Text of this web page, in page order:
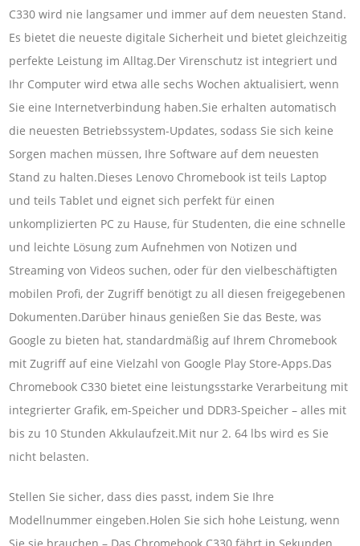
C330 wird nie langsamer und immer auf dem neuesten Stand.
Es bietet die neueste digitale Sicherheit und bietet gleichzeitig
perfekte Leistung im Alltag.Der Virenschutz ist integriert und
Ihr Computer wird etwa alle sechs Wochen aktualisiert, wenn
Sie eine Internetverbindung haben.Sie erhalten automatisch
die neuesten Betriebssystem-Updates, sodass Sie sich keine
Sorgen machen müssen, Ihre Software auf dem neuesten
Stand zu halten.Dieses Lenovo Chromebook ist teils Laptop
und teils Tablet und eignet sich perfekt für einen
unkomplizierten PC zu Hause, für Studenten, die eine schnelle
und leichte Lösung zum Aufnehmen von Notizen und
Streaming von Videos suchen, oder für den vielbeschäftigten
mobilen Profi, der Zugriff benötigt zu all diesen freigegebenen
Dokumenten.Darüber hinaus genießen Sie das Beste, was
Google zu bieten hat, standardmäßig auf Ihrem Chromebook
mit Zugriff auf eine Vielzahl von Google Play Store-Apps.Das
Chromebook C330 bietet eine leistungsstarke Verarbeitung mit
integrierter Grafik, em-Speicher und DDR3-Speicher – alles mit
bis zu 10 Stunden Akkulaufzeit.Mit nur 2. 64 lbs wird es Sie
nicht belasten.
Stellen Sie sicher, dass dies passt, indem Sie Ihre
Modellnummer eingeben.Holen Sie sich hohe Leistung, wenn
Sie sie brauchen – Das Chromebook C330 fährt in Sekunden